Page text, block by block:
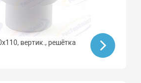
вертик., решётка